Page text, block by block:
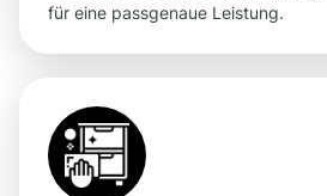
für eine passgenaue Leistung.